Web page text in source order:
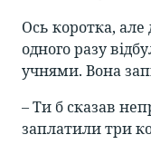
Ось коротка,
одного разу
учнями. Вона
– Ти б сказав
заплатили три